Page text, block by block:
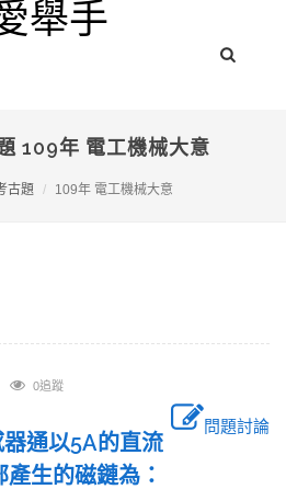
109年 電工機械大意
古題 109年 電工機械大意
0追蹤
問題討論
通以5A的直流
產生的磁鏈為：